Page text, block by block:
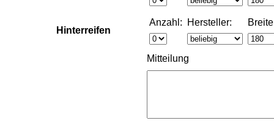
Hinterreifen
Anzahl: Hersteller:
Mitteilung